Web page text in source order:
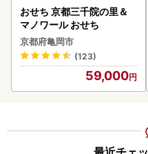
おせち 京都三千院の里＆
マノワール おせち
京都府亀岡市
(123)
59,000